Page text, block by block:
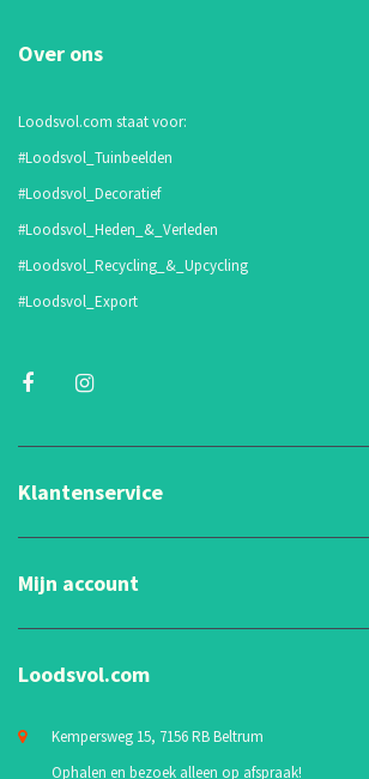
Over ons
Loodsvol.com staat voor:
#Loodsvol_Tuinbeelden
#Loodsvol_Decoratief
#Loodsvol_Heden_&_Verleden
#Loodsvol_Recycling_&_Upcycling
#Loodsvol_Export
Klantenservice
Mijn account
Loodsvol.com
Kempersweg 15, 7156 RB Beltrum
Ophalen en bezoek alleen op afspraak!